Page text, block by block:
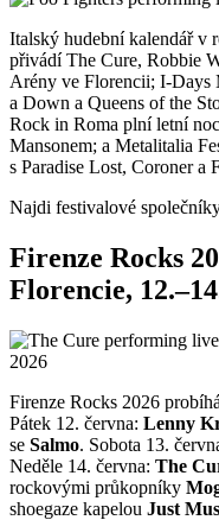
Italský hudební kalendář v
přivádí The Cure, Robbie
Arény ve Florencii; I-Days
a Down a Queens of the
Rock in Roma plní letní
Mansonem; a Metalitalia
s Paradise Lost, Coroner a
Najdi festivalové
Firenze Rocks
Florencie,
Firenze Rocks 2026
Pátek 12. června: Lenny
se Salmo. Sobota 13.
Neděle 14. června: The
rockovými průkopníky
shoegaze kapelou Just